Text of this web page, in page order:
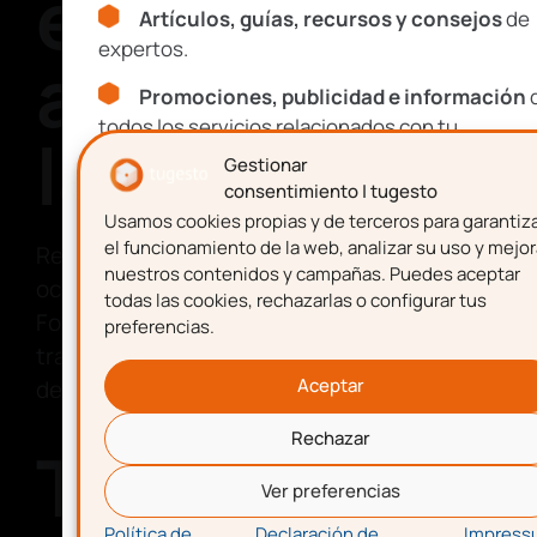
Gestionar
consentimiento | tugesto
Usamos cookies propias y de terceros para
el funcionamiento de la web, analizar su uso y
nuestros contenidos y campañas. Puedes aceptar
todas las cookies, rechazarlas o configurar tus
preferencias.
Aceptar
Rechazar
Ver preferencias
accidentes
laborales
Recuerda que los accidentes laborales
ocurren, pero también sonprevenibles.
Fomenta una cultura de seguridad en el
trabajo y promueve la responsabilidad tanto
de empleadores como de empleados.
Tomar
Artículos, guías, recursos y consejosde
expertos.
Promociones, publicidad e información
todos los servicios relacionados con tu
emprendimiento.
Nombre
Apellidos
Correo electrónico